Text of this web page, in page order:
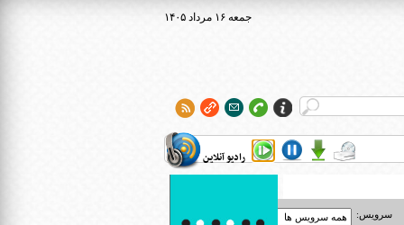
۱۴۰۵ جمعه ۱۶ مرداد
رادیو آنلاین
سرویس: